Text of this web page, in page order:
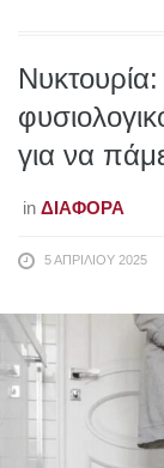
για να
in ΔΙΆΦΟΡΑ
5 ΑΠΡΙΛΊΟΥ 2025